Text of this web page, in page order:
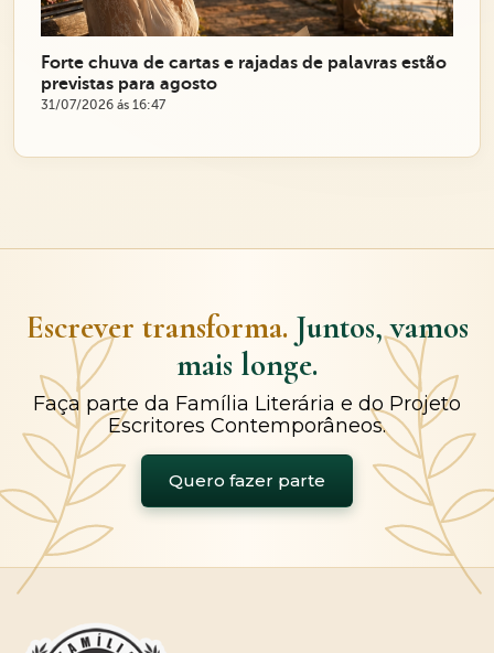
Forte chuva de cartas e rajadas de palavras estão
previstas para agosto
31/07/2026 ás 16:47
Escrever transforma. Juntos, vamos
mais longe.
Faça parte da Família Literária e do Projeto
Escritores Contemporâneos.
Quero fazer parte